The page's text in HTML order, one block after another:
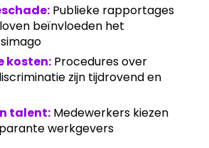
Publieke rapportages
beïnvloeden het
kosten: Procedures over
zijn tijdrovend en
talent: Medewerkers kiezen
werkgevers